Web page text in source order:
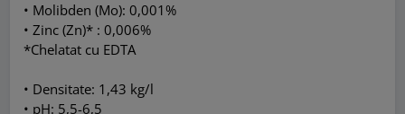
• Molibden (Mo): 0,001%
• Zinc (Zn)* : 0,006%
*Chelatat cu EDTA
• Densitate: 1,43 kg/l
• pH: 5,5-6,5